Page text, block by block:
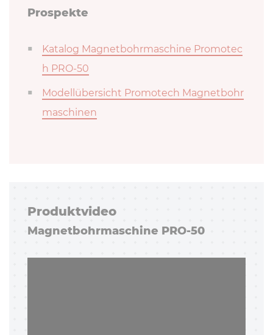
Prospekte
Katalog Magnetbohrmaschine Promotec
h PRO-50
Modellübersicht Promotech Magnetbohr
maschinen
Pro­dukt­vi­deo
Ma­gnet­bohr­ma­schi­ne PRO-50